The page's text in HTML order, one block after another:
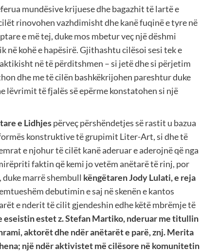
mundësive krijuese dhe bagazhit të lartë e
rinovohen vazhdimisht dhe kanë fuqinë e tyre në
e më tej, duke mos mbetur veç një dëshmi
në kohë e hapësirë. Gjithashtu cilësoi sesi tek e
në të përditshmen – si jetë dhe si përjetim
dhe me të cilën bashkëkrijohen pareshtur duke
lëvrimit të fjalës së epërme konstatohen si një
e Lidhjespërveç përshëndetjes së rastit u bazua
konstruktive të grupimit Liter-Art, si dhe të
e njohur të cilët kanë aderuar e aderojnë që nga
faktin që kemi jo vetëm anëtarë të rinj, por
marrë shembull këngëtaren Jody Lulati, e reja
debutimin e saj në skenën e kantos
e nderit të cilit gjendeshin edhe këtë mbrëmje të
eseistin estet z. Stefan Martiko, nderuar me titullin
aktorët dhe ndër anëtarët e parë, znj. Merita
një ndër aktivistet më cilësore në komunitetin